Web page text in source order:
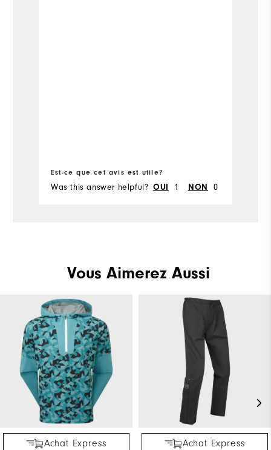
Est-ce que cet avis est utile?
Was this answer helpful? OUI 1 NON 0
Vous Aimerez Aussi
Achat Express
Achat Express